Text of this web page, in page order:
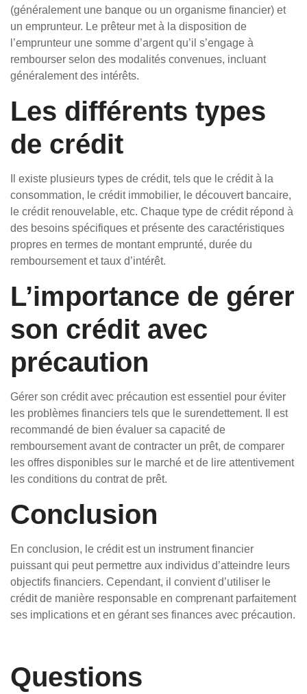
(généralement une banque ou un organisme financier) et
un emprunteur. Le prêteur met à la disposition de
l’emprunteur une somme d’argent qu’il s’engage à
rembourser selon des modalités convenues, incluant
généralement des intérêts.
Les différents types
de crédit
Il existe plusieurs types de crédit, tels que le crédit à la
consommation, le crédit immobilier, le découvert bancaire,
le crédit renouvelable, etc. Chaque type de crédit répond à
des besoins spécifiques et présente des caractéristiques
propres en termes de montant emprunté, durée du
remboursement et taux d’intérêt.
L’importance de gérer
son crédit avec
précaution
Gérer son crédit avec précaution est essentiel pour éviter
les problèmes financiers tels que le surendettement. Il est
recommandé de bien évaluer sa capacité de
remboursement avant de contracter un prêt, de comparer
les offres disponibles sur le marché et de lire attentivement
les conditions du contrat de prêt.
Conclusion
En conclusion, le crédit est un instrument financier
puissant qui peut permettre aux individus d’atteindre leurs
objectifs financiers. Cependant, il convient d’utiliser le
crédit de manière responsable en comprenant parfaitement
ses implications et en gérant ses finances avec précaution.
Questions